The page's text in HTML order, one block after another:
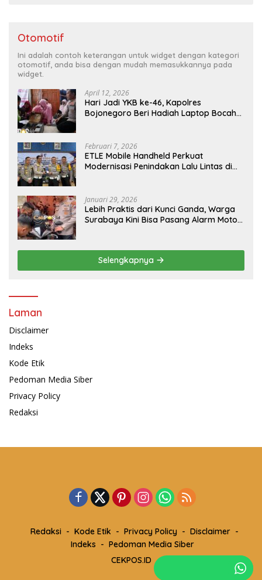
Otomotif
Ini adalah contoh keterangan untuk widget dengan kategori
otomotif, anda bisa dengan mudah memasukkannya pada
widget.
April 12, 2026
Hari Jadi YKB ke-46, Kapolres
Bojonegoro Beri Hadiah Laptop Bocah
Februari 7, 2026
ETLE Mobile Handheld Perkuat
Modernisasi Penindakan Lalu Lintas di
Januari 29, 2026
Lebih Praktis dari Kunci Ganda, Warga
Surabaya Kini Bisa Pasang Alarm Motor
Selengkapnya
Laman
Disclaimer
Indeks
Kode Etik
Pedoman Media Siber
Privacy Policy
Redaksi
Redaksi Kode Etik Privacy Policy
Disclaimer
Indeks
Pedoman Media Siber
CEKPOS.ID